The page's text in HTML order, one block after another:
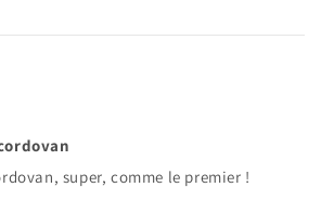
super, comme le premier !